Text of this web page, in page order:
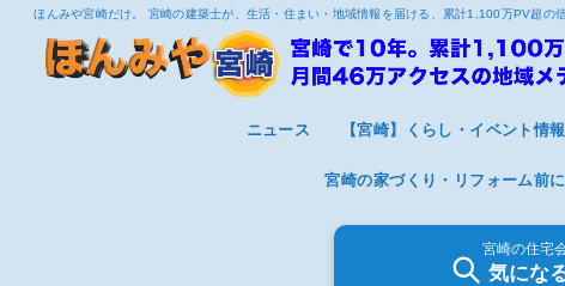
ほんみや宮崎だけ。 宮崎の建築士が、生活・住まい・地域情報を届ける、累計1,100万PV超の信
ニュース 【宮崎】くらし・イベント情報
宮崎の家づくり・リフォーム前
宮崎の住宅
気にな